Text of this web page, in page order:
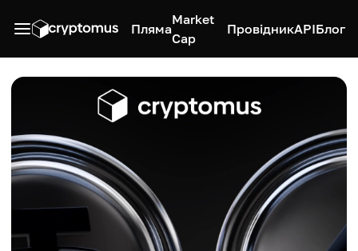
Пляма
Market
Cap
ПровідникAPIБлог